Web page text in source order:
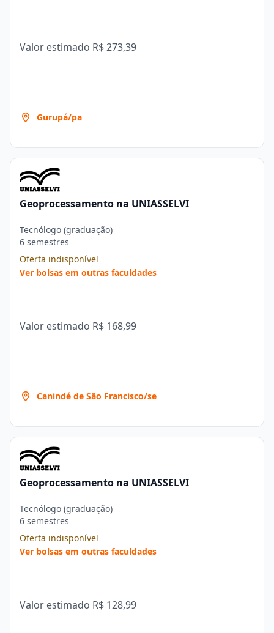
Valor estimado R$ 273,39
Gurupá/pa
Geoprocessamento na UNIASSELVI
Tecnólogo (graduação)
6 semestres
Oferta indisponível
Ver bolsas em outras faculdades
Valor estimado R$ 168,99
Canindé de São Francisco/se
Geoprocessamento na UNIASSELVI
Tecnólogo (graduação)
6 semestres
Oferta indisponível
Ver bolsas em outras faculdades
Valor estimado R$ 128,99